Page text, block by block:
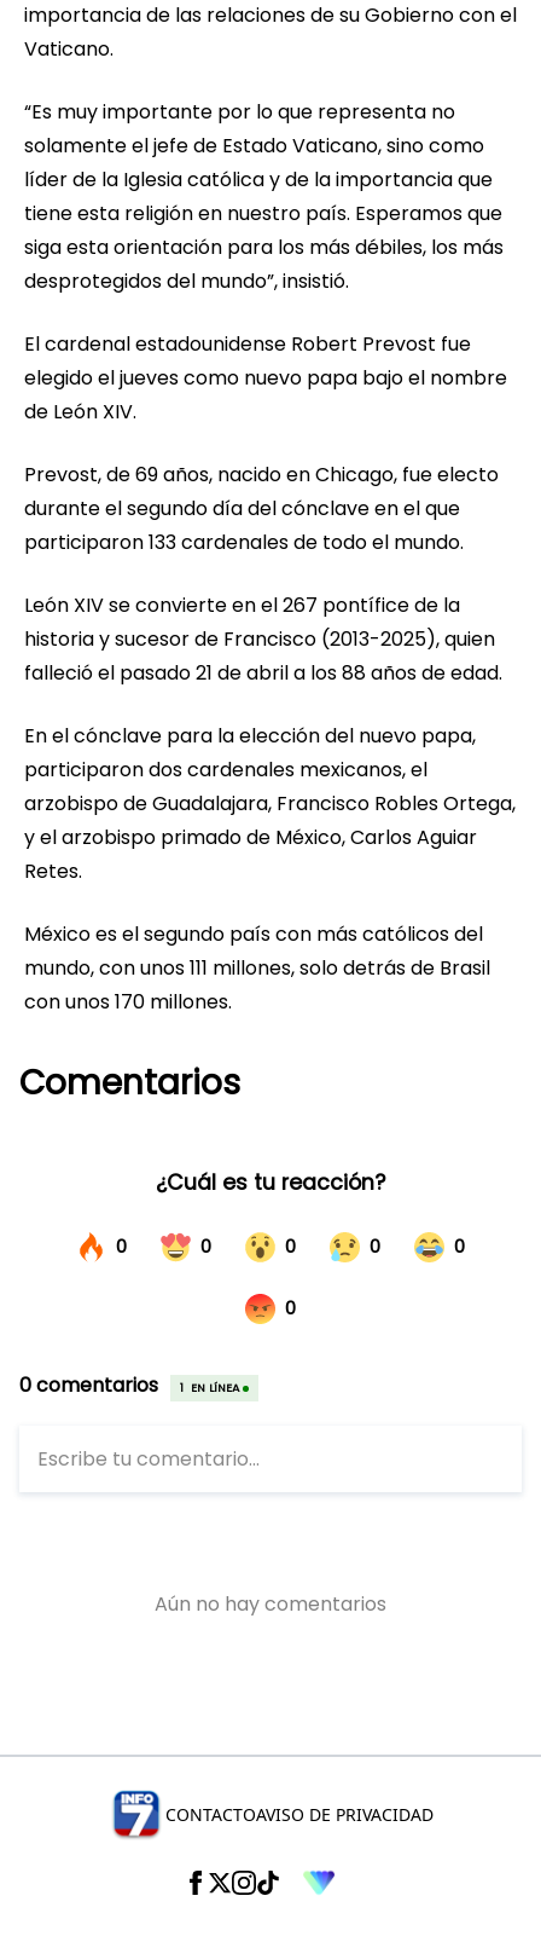
importancia de las relaciones de su Gobierno con el
Vaticano.
“Es muy importante por lo que representa no
solamente el jefe de Estado Vaticano, sino como
líder de la Iglesia católica y de la importancia que
tiene esta religión en nuestro país. Esperamos que
siga esta orientación para los más débiles, los más
desprotegidos del mundo”, insistió.
El cardenal estadounidense Robert Prevost fue
elegido el jueves como nuevo papa bajo el nombre
de León XIV.
Prevost, de 69 años, nacido en Chicago, fue electo
durante el segundo día del cónclave en el que
participaron 133 cardenales de todo el mundo.
León XIV se convierte en el 267 pontífice de la
historia y sucesor de Francisco (2013-2025), quien
falleció el pasado 21 de abril a los 88 años de edad.
En el cónclave para la elección del nuevo papa,
participaron dos cardenales mexicanos, el
arzobispo de Guadalajara, Francisco Robles Ortega,
y el arzobispo primado de México, Carlos Aguiar
Retes.
México es el segundo país con más católicos del
mundo, con unos 111 millones, solo detrás de Brasil
con unos 170 millones.
Comentarios
CONTACTOAVISO DE PRIVACIDAD